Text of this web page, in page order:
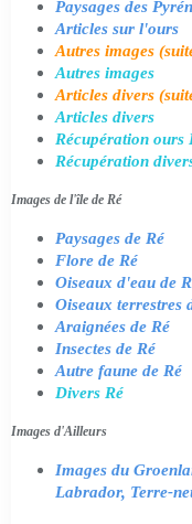
Paysages des
Articles sur l'ours
Autres images
Autres images
Articles divers
Articles divers
Récupération ours
Récupération
Images de l'île de Ré
Paysages de Ré
Flore de Ré
Oiseaux d'eau de
Oiseaux terrestres
Araignées de Ré
Insectes de Ré
Autre faune de Ré
Divers Ré
Images d'Ailleurs
Images du
Labrador, Terre-